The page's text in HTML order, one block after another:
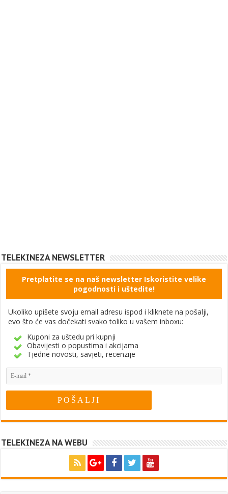
TELEKINEZA NEWSLETTER
Pretplatite se na naš newsletter Iskoristite velike
pogodnosti i uštedite!
Ukoliko upišete svoju email adresu ispod i kliknete na pošalji,
evo što će vas dočekati svako toliko u vašem inboxu:
Kuponi za uštedu pri kupnji
Obavijesti o popustima i akcijama
Tjedne novosti, savjeti, recenzije
TELEKINEZA NA WEBU